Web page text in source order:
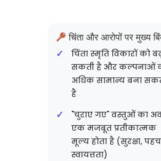
चिंता और आरोपों पर मुख्य
चिंता स्मृति विकारों को
सकती है और कल्पनाओं
अधिक सामान्य बना
है
"चुराए गए" वस्तुओं का
एक मजबूत प्रतीकात्मक
मूल्य होता है (सुरक्षा,
स्वायत्तता)